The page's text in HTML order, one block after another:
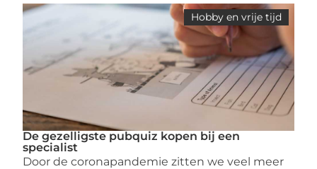
Hobby en vrije tijd
De gezelligste pubquiz kopen bij een
specialist
Door de coronapandemie zitten we veel meer